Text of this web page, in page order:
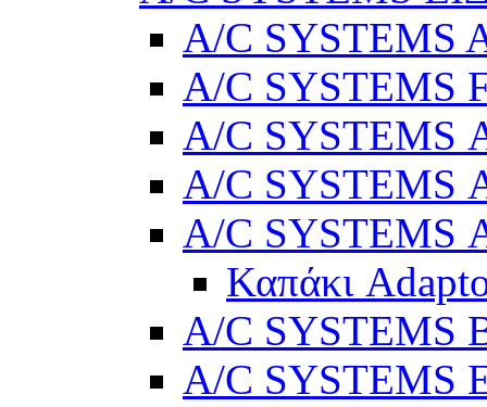
A/C SYSTEMS
A/C SYSTEMS
A/C SYSTEMS
A/C SYSTEMS
A/C SYSTEMS
Καπάκι
A/C SYSTEMS
A/C SYSTEMS